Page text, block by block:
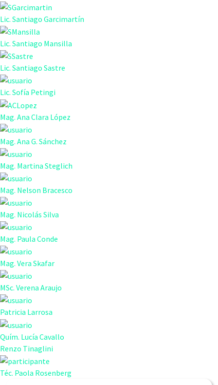
Lic. Santiago Garcimartín
Lic. Santiago Mansilla
Lic. Santiago Sastre
Lic. Sofía Petingi
Mag. Ana Clara López
Mag. Ana G. Sánchez
Mag. Martina Steglich
Mag. Nelson Bracesco
Mag. Nicolás Silva
Mag. Paula Conde
Mag. Vera Skafar
MSc. Verena Araujo
Patricia Larrosa
Quím. Lucía Cavallo
Renzo Tinaglini
Téc. Paola Rosenberg